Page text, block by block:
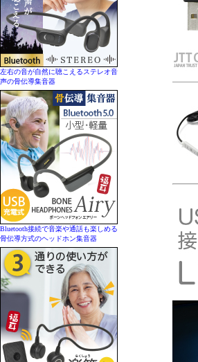
左右の音が自然に聴こえるステレオ音
声の骨伝導集音器
Bluetooth接続で音楽や通話も楽しめる
骨伝導方式のヘッドホン集音器